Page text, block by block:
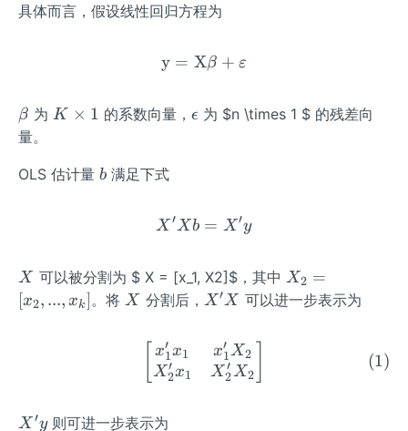
具体而言，假设线性回归方程为
y = Xβ + ε
\b
et
β 为 K
m
K × 1 的系数向量， \e
ϵ 为 $n \times 1 $ 的残差向
量。
OLS 估计量 b
b 满足下式
X'Xb = X'y
X ′ Xb = X ′y
X
X 可以被分割为 $ X = [x_1, X2]$，其中 X
_2
X2 =
[x2, ..., xk] 。将 X
X 分割后， X'X
X ′X 可以进一步表示为
\left[ \begin{matrix}
x1
′ x1
X2
′x1
x1
′ X2
X2
′ X2
(1)
X'
X ′y则可进一步表示为